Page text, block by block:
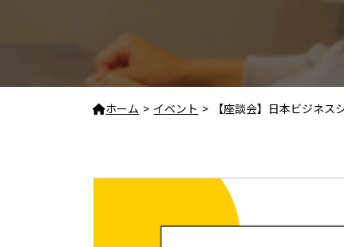
ホーム イベント 【座談会】日本ビジネ